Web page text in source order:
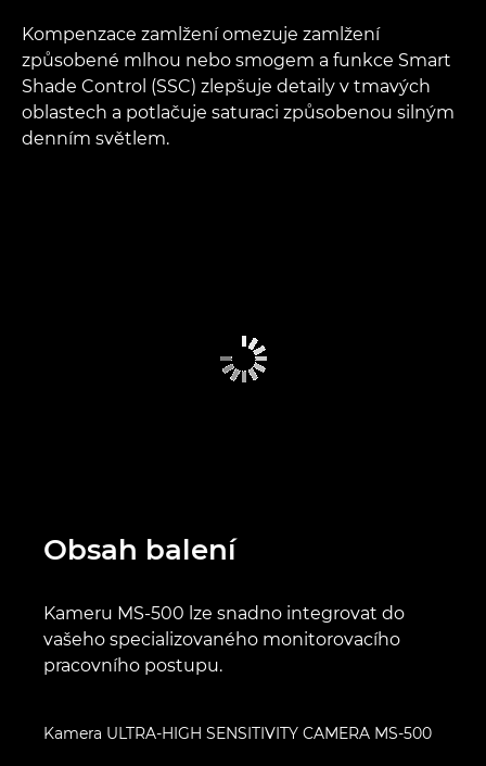
Kompenzace zamlžení omezuje zamlžení
způsobené mlhou nebo smogem a funkce Smart
Shade Control (SSC) zlepšuje detaily v tmavých
oblastech a potlačuje saturaci způsobenou silným
denním světlem.
Obsah balení
Kameru MS-500 lze snadno integrovat do
vašeho specializovaného monitorovacího
pracovního postupu.
Kamera ULTRA-HIGH SENSITIVITY CAMERA MS-500